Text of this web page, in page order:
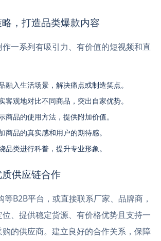
，打造品类爆款内容
一系列有吸引力、有价值的短视频和直
融入生活场景，解决痛点或制造笑点。
客观地对比不同商品，突出自家优势。
商品的使用方法，提供附加价值。
商品的真实感和用户的期待感。
品类进行科普，提升专业形象。
供应链合作
B2B平台，或直接联系厂家、品牌商，
、提供稳定货源、有价格优势且支持一
的供应商。建立良好的合作关系，保障